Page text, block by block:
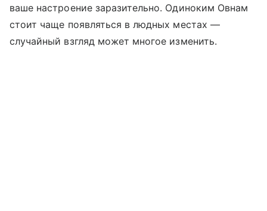
ваше настроение заразительно. Одиноким Овнам
стоит чаще появляться в людных местах —
случайный взгляд может многое изменить.